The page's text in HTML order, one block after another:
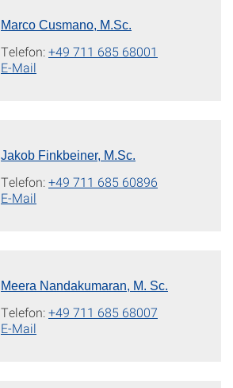
Marco Cusmano, M.Sc.
Telefon:+49 711 685 68001
E-Mail
Jakob Finkbeiner, M.Sc.
Telefon:+49 711 685 60896
E-Mail
Meera Nandakumaran, M. Sc.
Telefon:+49 711 685 68007
E-Mail